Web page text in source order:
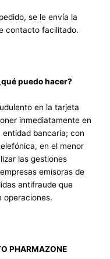
se le envía la
contacto facilitado.
puedo hacer?
en la tarjeta
inmediatamente en
entidad bancaria; con
en el menor
las gestiones
emisoras de
antifraude que
operaciones.
PHARMAZONE